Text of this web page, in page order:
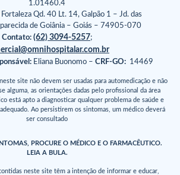
1.01460.4
Fortaleza Qd. 40 Lt. 14, Galpão 1 – Jd. das
de Goiânia – Goiás – 74905-070
Contato: (62) 3094-5257;
Eliana Buonomo – CRF-GO:14469
site não devem ser usadas para automedicação e não
alguma, as orientações dadas pelo profissional da área
está apto a diagnosticar qualquer problema de saúde e
Ao persistirem os sintomas, um médico deverá
ser consultado
PROCURE O MÉDICO E O FARMACÊUTICO.
LEIA A BULA.
neste site têm a intenção de informar e educar,